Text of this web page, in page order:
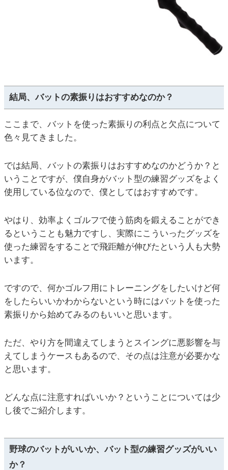
結局、バットの素振りはおすすめなのか？
ここまで、バットを使った素振りの利点と欠点について
色々見てきました。
では結局、バットの素振りはおすすめなのかどうか？と
いうことですが、僕自身がバット型の練習グッズをよく
使用している位なので、僕としてはおすすめです。
やはり、効率よくゴルフで使う筋肉を鍛えることができ
るということも魅力ですし、実際にこういったグッズを
使った練習をすることで飛距離が伸びたという人も大勢
います。
ですので、何かゴルフ用にトレーニングをしたいけど何
をしたらいいかわからないという時にはバットを使った
素振りから始めてみるのもいいと思います。
ただ、やり方を間違えてしまうとスイングに悪影響を与
えてしまうケースもあるので、その点は注意が必要かな
と思います。
どんな点に注意すればいいか？ということについては少
し後でご紹介します。
野球のバットがいいか、バット型の練習グッズがいい
か？